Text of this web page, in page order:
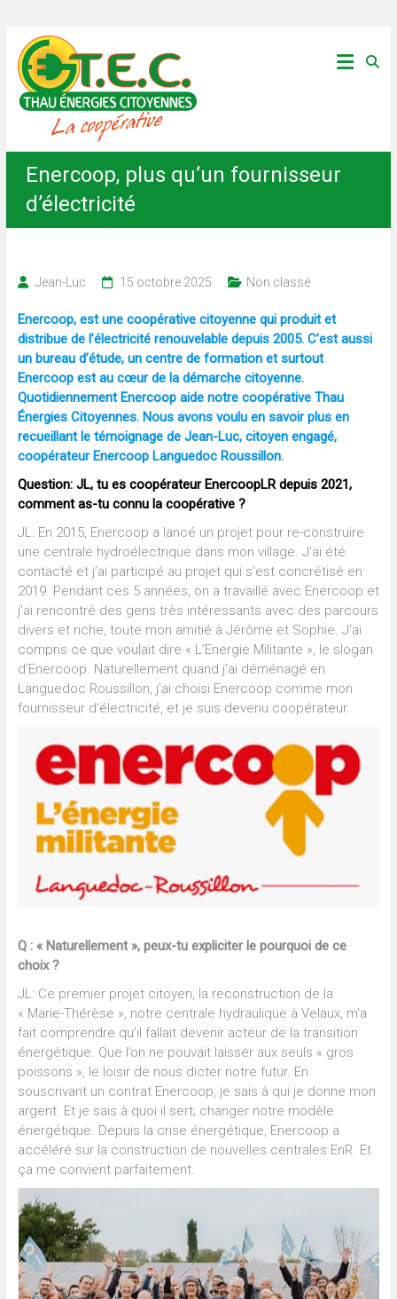
content
Thau
Énergies
Citoyennes
Enercoop, plus qu’un fournisseur
d’électricité
Jean-Luc 15 octobre 2025 Non classé
Enercoop, est une coopérative citoyenne qui produit et
distribue de l’électricité renouvelable depuis 2005. C’est aussi
un bureau d’étude, un centre de formation et surtout
Enercoop est au cœur de la démarche citoyenne.
Quotidiennement Enercoop aide notre coopérative Thau
Énergies Citoyennes. Nous avons voulu en savoir plus en
recueillant le témoignage de Jean-Luc, citoyen engagé,
coopérateur Enercoop Languedoc Roussillon.
Question: JL, tu es coopérateur EnercoopLR depuis 2021,
comment as-tu connu la coopérative ?
JL: En 2015, Enercoop a lancé un projet pour re-construire
une centrale hydroélectrique dans mon village. J’ai été
contacté et j’ai participé au projet qui s’est concrétisé en
2019. Pendant ces 5 années, on a travaillé avec Enercoop et
j’ai rencontré des gens très intéressants avec des parcours
divers et riche, toute mon amitié à Jérôme et Sophie. J’ai
compris ce que voulait dire « L’Energie Militante », le slogan
d’Enercoop. Naturellement quand j’ai déménagé en
Languedoc Roussillon, j’ai choisi Enercoop comme mon
fournisseur d’électricité, et je suis devenu coopérateur.
Q : « Naturellement », peux-tu expliciter le pourquoi de ce
choix ?
JL: Ce premier projet citoyen, la reconstruction de la
« Marie-Thérèse », notre centrale hydraulique à Velaux, m’a
fait comprendre qu’il fallait devenir acteur de la transition
énergétique. Que l’on ne pouvait laisser aux seuls « gros
poissons », le loisir de nous dicter notre futur. En
souscrivant un contrat Enercoop, je sais à qui je donne mon
argent. Et je sais à quoi il sert; changer notre modèle
énergétique. Depuis la crise énergétique, Enercoop a
accéléré sur la construction de nouvelles centrales EnR. Et
ça me convient parfaitement.